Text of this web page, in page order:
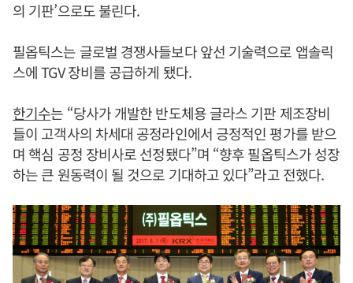
의 기판’으로도 불린다.
필옵틱스는 글로벌 경쟁사들보다 앞선 기술력으로 앱솔릭
스에 TGV 장비를 공급하게 됐다.
한기수는 “당사가 개발한 반도체용 글라스 기판 제조장비
들이 고객사의 차세대 공정라인에서 긍정적인 평가를 받으
며 핵심 공정 장비사로 선정됐다”며 “향후 필옵틱스가 성장
하는 큰 원동력이 될 것으로 기대하고 있다”라고 전했다.